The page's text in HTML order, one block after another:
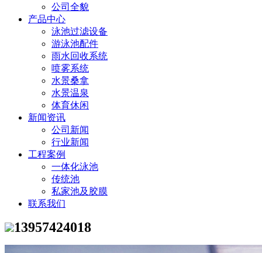
公司全貌
产品中心
泳池过滤设备
游泳池配件
雨水回收系统
喷雾系统
水景桑拿
水景温泉
体育休闲
新闻资讯
公司新闻
行业新闻
工程案例
一体化泳池
传统池
私家池及胶膜
联系我们
13957424018